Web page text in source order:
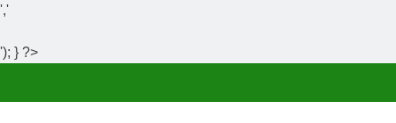
','
'); } ?>